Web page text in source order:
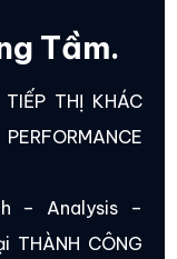
Tầm.
THỊ KHÁC
– Analysis –
THÀNH CÔNG